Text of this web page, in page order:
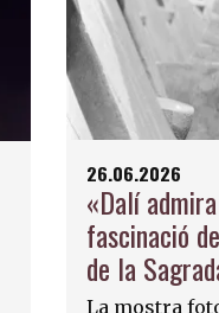
26.06.2026
«Dalí
fascinació
de la
La mostra